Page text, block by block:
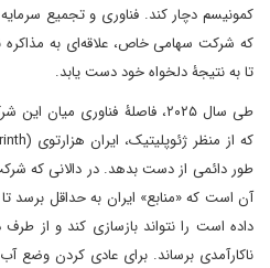
کمونیسم دچار کند. فناوری و تجمیع
که شرکت سهامی خاص، علاقه‌ای به مذاکره
تا به نتیجۀ دلخواه خود دست یابد.
طی سال ۲۰۲۵، فاصلۀ فناوری
طور دائمی از دست بدهد. در دالانی که
آن است که «منابع» ایران به حداقل
داده است را نتواند بازسازی کند و از
ناکارآمدی برساند. برای عادی کردن وضع